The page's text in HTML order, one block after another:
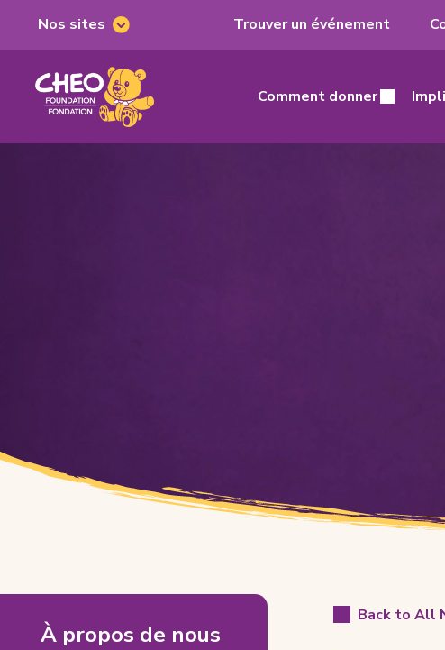
Nos
sites
Nos sites Trouver un événement
Fondation
du
CHEO,
Main
Comment donner
À propos de nous
Back to All